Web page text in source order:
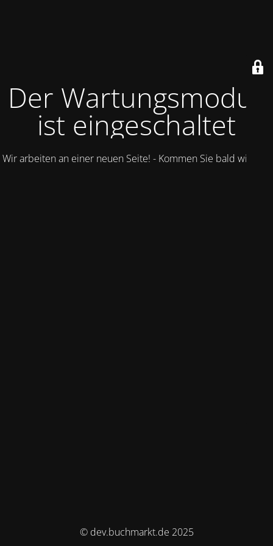
Der Wartungsmodus
ist eingeschaltet
Wir arbeiten an einer neuen Seite! - Kommen Sie bald wieder.
© dev.buchmarkt.de 2025